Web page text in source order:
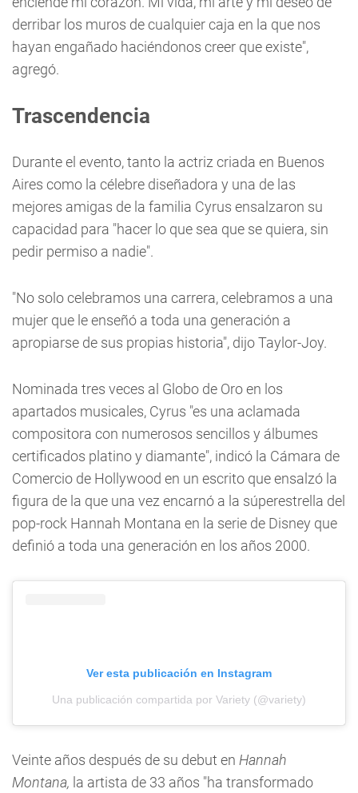
derribar los muros de cualquier caja en la que nos
hayan engañado haciéndonos creer que existe",
agregó.
Trascendencia
Durante el evento, tanto la actriz criada en Buenos
Aires como la célebre diseñadora y una de las
mejores amigas de la familia Cyrus ensalzaron su
capacidad para "hacer lo que sea que se quiera, sin
pedir permiso a nadie".
"No solo celebramos una carrera, celebramos a una
mujer que le enseñó a toda una generación a
apropiarse de sus propias historia", dijo Taylor-Joy.
Nominada tres veces al Globo de Oro en los
apartados musicales, Cyrus "es una aclamada
compositora con numerosos sencillos y álbumes
certificados platino y diamante", indicó la Cámara de
Comercio de Hollywood en un escrito que ensalzó la
figura de la que una vez encarnó a la súperestrella del
pop-rock Hannah Montana en la serie de Disney que
definió a toda una generación en los años 2000.
Ver esta publicación en Instagram
Una publicación compartida por Variety (@variety)
Veinte años después de su debut en Hannah
Montana, la artista de 33 años "ha transformado